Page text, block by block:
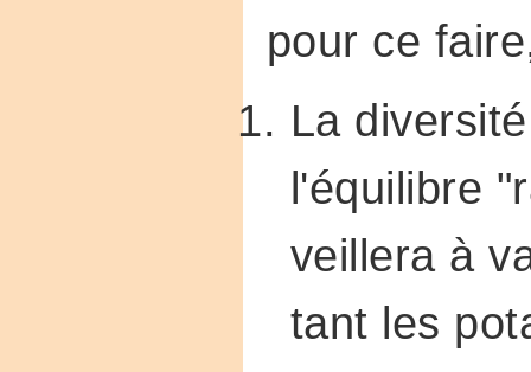
pour ce
La
l'équilibre
veillera à
tant les